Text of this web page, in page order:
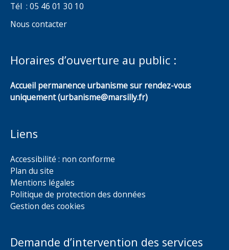
Tél : 05 46 01 30 10
Nous contacter
Horaires d’ouverture au public :
Accueil permanence urbanisme sur rendez-vous
uniquement (urbanisme@marsilly.fr)
Liens
Accessibilité : non conforme
Plan du site
Mentions légales
Politique de protection des données
Gestion des cookies
Demande d’intervention des services